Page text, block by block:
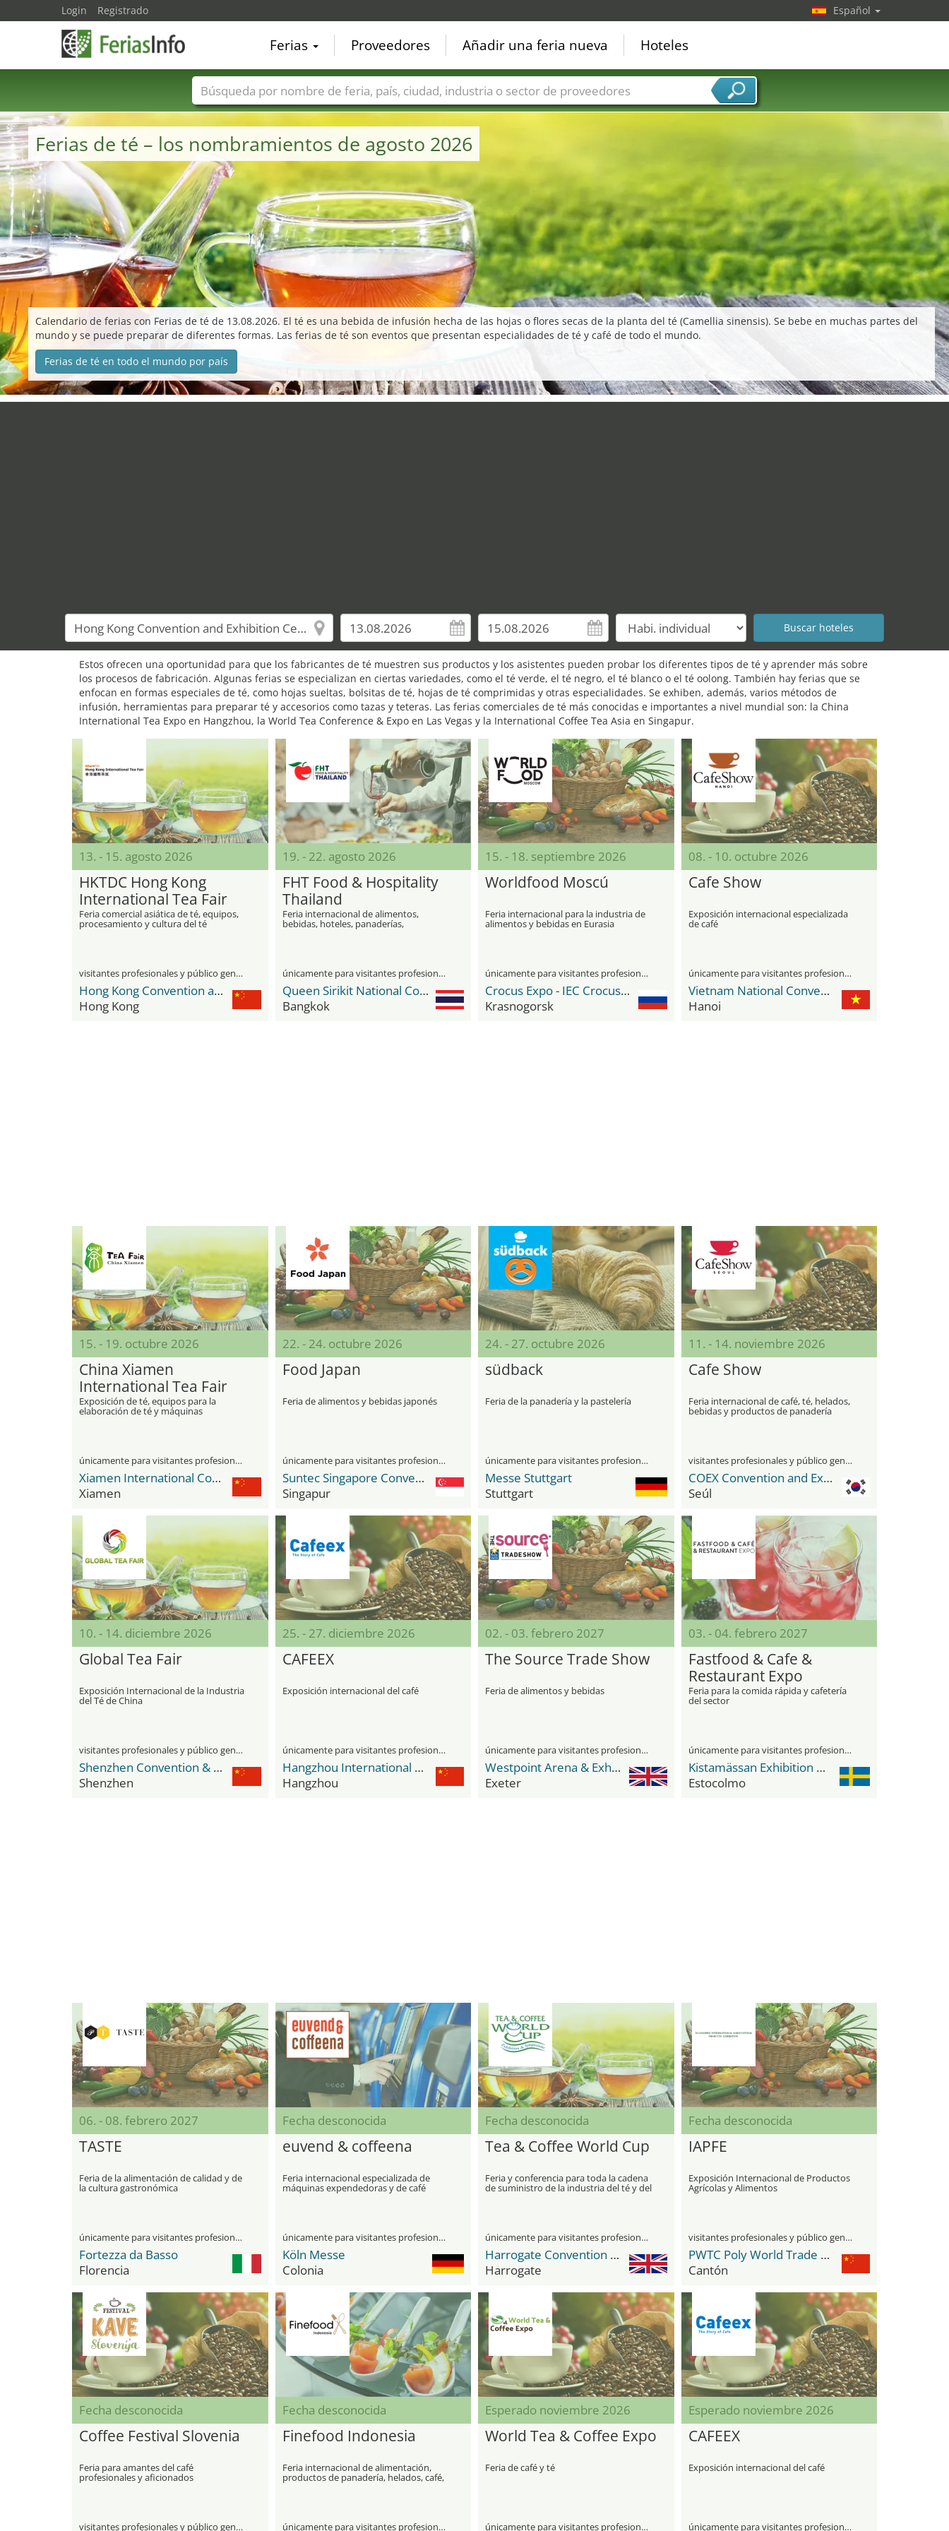
Ferias de té – los nombramientos de agosto 2026
Calendario de ferias con Ferias de té de 13.08.2026. El té es una bebida de infusión hecha de las hojas o flores secas de la planta del té (Camellia sinensis). Se bebe en muchas partes del
mundo y se puede preparar de diferentes formas. Las ferias de té son eventos que presentan especialidades de té y café de todo el mundo.
Ferias de té en todo el mundo por país
Estos ofrecen una oportunidad para que los fabricantes de té muestren sus productos y los asistentes pueden probar los diferentes tipos de té y aprender más sobre
los procesos de fabricación. Algunas ferias se especializan en ciertas variedades, como el té verde, el té negro, el té blanco o el té oolong. También hay ferias que se
enfocan en formas especiales de té, como hojas sueltas, bolsitas de té, hojas de té comprimidas y otras especialidades. Se exhiben, además, varios métodos de
infusión, herramientas para preparar té y accesorios como tazas y teteras. Las ferias comerciales de té más conocidas e importantes a nivel mundial son: la China
International Tea Expo en Hangzhou, la World Tea Conference & Expo en Las Vegas y la International Coffee Tea Asia en Singapur.
13. - 15. agosto 2026
HKTDC Hong Kong
International Tea Fair
Feria comercial asiática de té, equipos,
procesamiento y cultura del té
visitantes profesionales y público general
Hong Kong Convention and Exhibition Centre
Hong Kong
19. - 22. agosto 2026
FHT Food & Hospitality
Thailand
Feria internacional de alimentos,
bebidas, hoteles, panaderías,
restaurantes, catering y equipos
únicamente para visitantes profesionales
Queen Sirikit National Convention Center
Bangkok
15. - 18. septiembre 2026
Worldfood Moscú
Feria internacional para la industria de
alimentos y bebidas en Eurasia
únicamente para visitantes profesionales
Crocus Expo - IEC Crocus Expo International Exhibition Centre
Krasnogorsk
08. - 10. octubre 2026
Cafe Show
Exposición internacional especializada
de café
únicamente para visitantes profesionales
Vietnam National Convention Center
Hanoi
15. - 19. octubre 2026
China Xiamen
International Tea Fair
Exposición de té, equipos para la
elaboración de té y máquinas
únicamente para visitantes profesionales
Xiamen International Conference & Exhibition Center
Xiamen
22. - 24. octubre 2026
Food Japan
Feria de alimentos y bebidas japonés
únicamente para visitantes profesionales
Suntec Singapore Convention & Exhibition Centre
Singapur
24. - 27. octubre 2026
südback
Feria de la panadería y la pastelería
únicamente para visitantes profesionales
Messe Stuttgart
Stuttgart
11. - 14. noviembre 2026
Cafe Show
Feria internacional de café, té, helados,
bebidas y productos de panadería
visitantes profesionales y público general
COEX Convention and Exhibition Center
Seúl
10. - 14. diciembre 2026
Global Tea Fair
Exposición Internacional de la Industria
del Té de China
visitantes profesionales y público general
Shenzhen Convention & Exhibition Center
Shenzhen
25. - 27. diciembre 2026
CAFEEX
Exposición internacional del café
únicamente para visitantes profesionales
Hangzhou International EXPO Center
Hangzhou
02. - 03. febrero 2027
The Source Trade Show
Feria de alimentos y bebidas
únicamente para visitantes profesionales
Westpoint Arena & Exhibition Centre
Exeter
03. - 04. febrero 2027
Fastfood & Cafe &
Restaurant Expo
Feria para la comida rápida y cafetería
del sector
únicamente para visitantes profesionales
Kistamässan Exhibition & Congress Centre
Estocolmo
06. - 08. febrero 2027
TASTE
Feria de la alimentación de calidad y de
la cultura gastronómica
únicamente para visitantes profesionales
Fortezza da Basso
Florencia
Fecha desconocida
euvend & coffeena
Feria internacional especializada de
máquinas expendedoras y de café
únicamente para visitantes profesionales
Köln Messe
Colonia
Fecha desconocida
Tea & Coffee World Cup
Feria y conferencia para toda la cadena
de suministro de la industria del té y del
únicamente para visitantes profesionales
Harrogate Convention Center
Harrogate
Fecha desconocida
IAPFE
Exposición Internacional de Productos
Agrícolas y Alimentos
visitantes profesionales y público general
PWTC Poly World Trade Center
Cantón
Fecha desconocida
Coffee Festival Slovenia
Feria para amantes del café
profesionales y aficionados
visitantes profesionales y público general
Fecha desconocida
Finefood Indonesia
Feria internacional de alimentación,
productos de panadería, helados, café,
té, vinos y licores
únicamente para visitantes profesionales
Esperado noviembre 2026
World Tea & Coffee Expo
Feria de café y té
únicamente para visitantes profesionales
Esperado noviembre 2026
CAFEEX
Exposición internacional del café
únicamente para visitantes profesionales
Login Registrado Español
Ferias Proveedores Añadir una feria nueva Hoteles
Nombres de ferias Países Ciudades Sectores de ferias Sectores de proveedor de servicios